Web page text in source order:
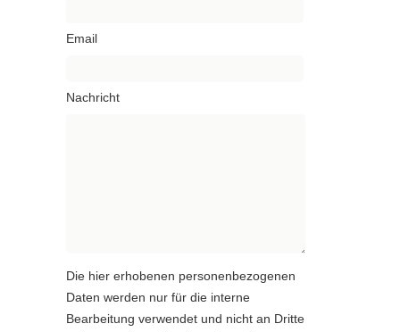
Email
Nachricht
Die hier erhobenen personenbezogenen
Daten werden nur für die interne
Bearbeitung verwendet und nicht an Dritte